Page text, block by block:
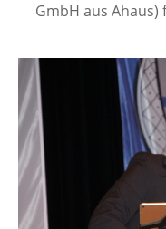
GmbH aus